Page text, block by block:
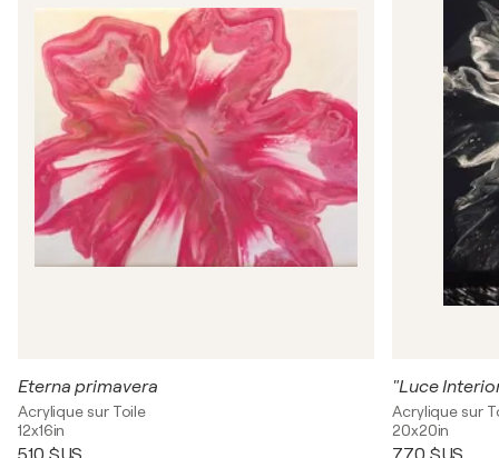
Eterna primavera
Acrylique sur Toile
12x16in
"Luce
Acrylique sur
20x20in